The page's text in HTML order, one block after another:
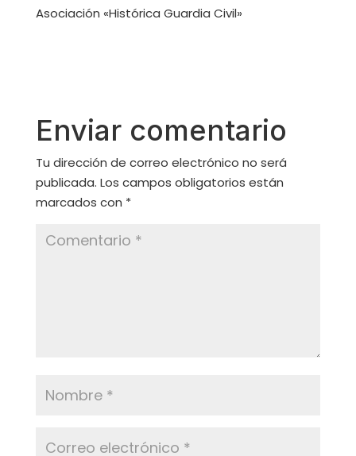
Asociación «Histórica Guardia Civil»
Enviar comentario
Tu dirección de correo electrónico no será
publicada. Los campos obligatorios están
marcados con *